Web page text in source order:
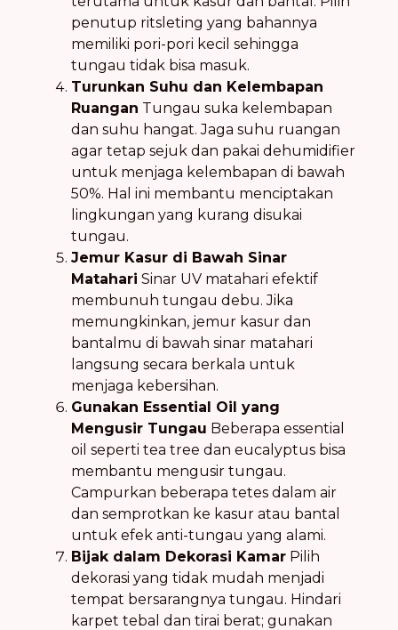
penutup ritsleting yang bahannya
memiliki pori-pori kecil sehingga
tungau tidak bisa masuk.
Turunkan Suhu dan Kelembapan
Ruangan Tungau suka kelembapan
dan suhu hangat. Jaga suhu ruangan
agar tetap sejuk dan pakai dehumidifier
untuk menjaga kelembapan di bawah
50%. Hal ini membantu menciptakan
lingkungan yang kurang disukai
tungau.
Jemur Kasur di Bawah Sinar
Matahari Sinar UV matahari efektif
membunuh tungau debu. Jika
memungkinkan, jemur kasur dan
bantalmu di bawah sinar matahari
langsung secara berkala untuk
menjaga kebersihan.
Gunakan Essential Oil yang
Mengusir Tungau Beberapa essential
oil seperti tea tree dan eucalyptus bisa
membantu mengusir tungau.
Campurkan beberapa tetes dalam air
dan semprotkan ke kasur atau bantal
untuk efek anti-tungau yang alami.
Bijak dalam Dekorasi Kamar Pilih
dekorasi yang tidak mudah menjadi
tempat bersarangnya tungau. Hindari
karpet tebal dan tirai berat; gunakan